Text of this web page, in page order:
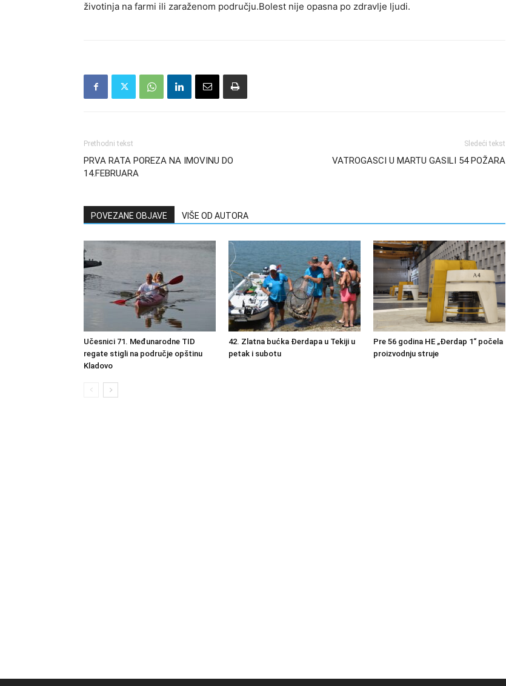
životinja na farmi ili zaraženom području.Bolest nije opasna po zdravlje ljudi.
Prethodni tekst
PRVA RATA POREZA NA IMOVINU DO
14.FEBRUARA
Sledeći tekst
VATROGASCI U MARTU GASILI 54 POŽARA
POVEZANE OBJAVE VIŠE OD AUTORA
Učesnici 71. Međunarodne TID
regate stigli na područje opštinu
Kladovo
42. Zlatna bućka Đerdapa u Tekiji u
petak i subotu
Pre 56 godina HE „Đerdap 1“ počela
proizvodnju struje